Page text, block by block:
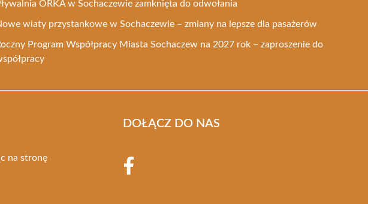
ORKA w Sochaczewie zamknięta do odwołania
wiaty przystankowe w Sochaczewie – zmiany na lepsze dla pasażerów
Program Współpracy Miasta Sochaczew na 2027 rok – zaproszenie do
na stronę
DOŁĄCZ DO NAS